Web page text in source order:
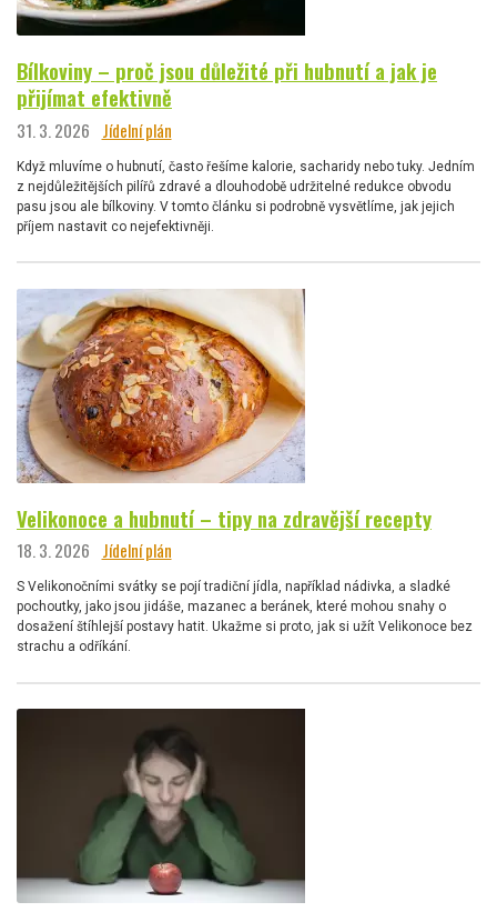
Bílkoviny – proč jsou důležité při hubnutí a jak je
přijímat efektivně
31. 3. 2026 Jídelní plán
Když mluvíme o hubnutí, často řešíme kalorie, sacharidy nebo tuky. Jedním
z nejdůležitějších pilířů zdravé a dlouhodobě udržitelné redukce obvodu
pasu jsou ale bílkoviny. V tomto článku si podrobně vysvětlíme, jak jejich
příjem nastavit co nejefektivněji.
Velikonoce a hubnutí – tipy na zdravější recepty
18. 3. 2026 Jídelní plán
S Velikonočními svátky se pojí tradiční jídla, například nádivka, a sladké
pochoutky, jako jsou jidáše, mazanec a beránek, které mohou snahy o
dosažení štíhlejší postavy hatit. Ukažme si proto, jak si užít Velikonoce bez
strachu a odříkání.